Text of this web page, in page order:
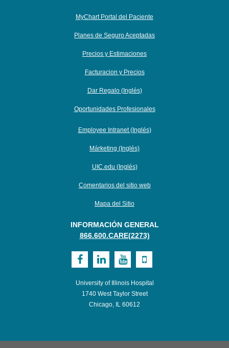
MyChart Portal del Paciente
Planes de Seguro Aceptadas
Precios y Estimaciones
Facturacion y Precios
Dar Regalo (Inglés)
Oportunidades Profesionales
Employee Intranet (Inglés)
Márketing (Inglés)
UIC.edu (Inglés)
Comentarios del sitio web
Mapa del Sitio
INFORMACIÓN GENERAL
866.600.CARE(2273)
Visit
Health
on
Visit
Health
on
Visit
Health
on
Visit
Health
University of Illinois Hospital
1740 West Taylor Street
Chicago, IL 60612